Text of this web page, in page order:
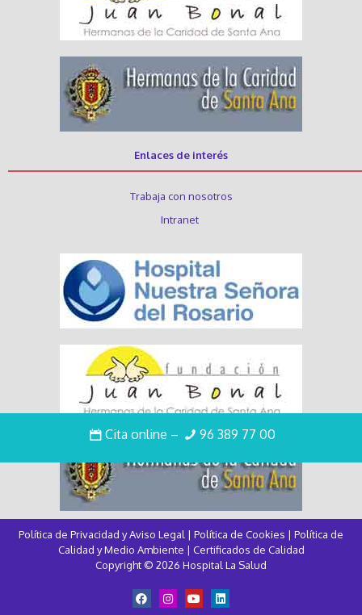
Cita online – 96 389 77 00
Enlaces de interés
Trabaja con nosotros
Intranet
Política de Privacidad y Aviso Legal | Política de Cookies | Política de
Calidad y Medio Ambiente | Certificados de Calidad
Copyright © 2026 Hospital La Salud